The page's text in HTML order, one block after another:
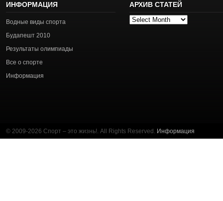
ИНФОРМАЦИЯ
Водные виды спорта
Будапешт 2010
Результаты олимпиады
Все о спорте
Информация
АРХИВ СТАТЕЙ
Архив
© 2009-2026 Спорт – это жизнь!. All Rights Reserved. Информация